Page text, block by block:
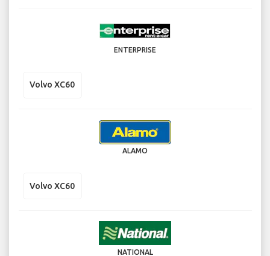
ENTERPRISE
Volvo XC60
ALAMO
Volvo XC60
NATIONAL